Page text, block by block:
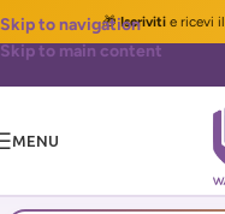
🎁Iscrivitie ricevi il
Skip to navigation
Skip to main content
MENU